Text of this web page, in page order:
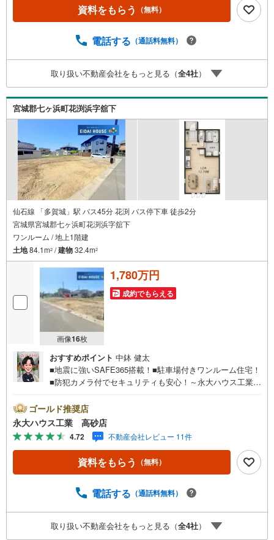
域情報を総合し、お客様により良い物件選びをして頂ける
よう、しっかりとサポートさせて頂きます。2.＜経験豊富
フォーム】など住宅に関する様々なご質問はもちろん、ご
意ご説明させて頂きます。各店舗ではキッズスペースも完
備！お子様連れのご家族様で是非お越しください。営業時
間:10:00～18:00（定休日火・水曜日※店舗により変動あ
り）現地のご案内も可能ですので、どうぞお気軽にお問い
合わせください！
資料をもらう （無料）
電話する （通話料無料）
取り扱い不動産会社をもっと見る（全4社）
宮城郡七ヶ浜町花渕浜字舘下
仙石線 「多賀城」駅 バス45分 花渕 バス停下車 徒歩2分
宮城県宮城郡七ヶ浜町花渕浜字舘下
ワンルーム / 地上1階建
土地84.1m2 /建物32.4m2
画像16枚
1,780万円
成約でもらえる
おすすめポイント 中鉢 健太
■地震に強いSAFE365搭載！■駐車場付きワンルーム住宅！
■防犯カメラ付でセキュリティも安心！～永大ハウス工業の
らでは当社の強みを大きく2つに分けてご紹介！1.＜豊富な
不動産知識＞戸建・マンション・土地...と種別を問わず不
動産を取り扱っております。更に教育施設や商業施設、子
育て環境や行政などの地域情報を総合し、お客様により良
い物件選びをして頂けるよう、しっかりとサポートさせて
頂きます。2.＜経験豊富なスタッフ＞当社では【購入】
様々なご質問はもちろん、ご購入時に気になる住宅ローン
店舗ではキッズスペースも完備！お子様連れのご家族様で
是非お越しください。営業時間:10:00～18:00（定休日火・
ゴールド推奨店
永大ハウス工業 高砂店
4.72 不動産会社レビュー 11件
資料をもらう （無料）
電話する （通話料無料）
取り扱い不動産会社をもっと見る（全4社）